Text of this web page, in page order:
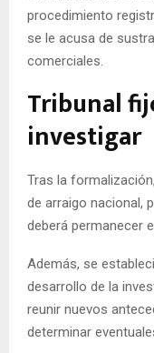
procedimiento
se le acusa de
comerciales.
Tribunal
investigar
Tras la
de arraigo nacional,
deberá permanecer
Además, se
desarrollo de la
reunir nuevos
determinar